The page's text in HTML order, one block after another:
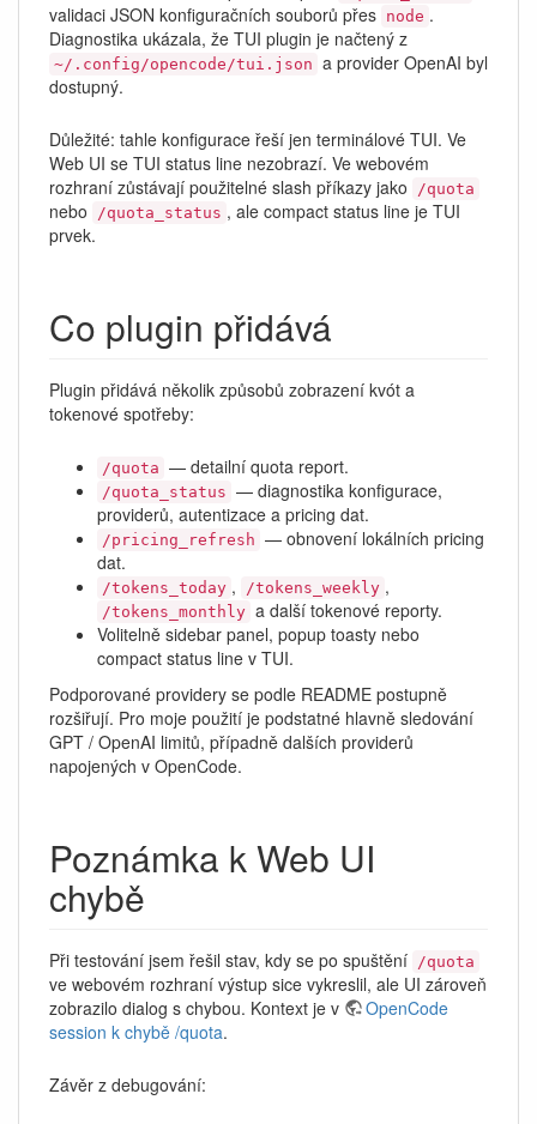
validaci JSON konfiguračních souborů přes node .
Diagnostika ukázala, že TUI plugin je načtený z
~/.config/opencode/tui.json a provider OpenAI byl
dostupný.
Důležité: tahle konfigurace řeší jen terminálové TUI. Ve
Web UI se TUI status line nezobrazí. Ve webovém
rozhraní zůstávají použitelné slash příkazy jako
/quota
nebo /quota_status , ale compact status line je TUI
prvek.
Co plugin přidává
Plugin přidává několik způsobů zobrazení kvót a
tokenové spotřeby:
/quota — detailní quota report.
/quota_status — diagnostika konfigurace,
providerů, autentizace a pricing dat.
/pricing_refresh — obnovení lokálních pricing
dat.
/tokens_today , /tokens_weekly ,
/tokens_monthly a další tokenové reporty.
Volitelně sidebar panel, popup toasty nebo
compact status line v TUI.
Podporované providery se podle README postupně
rozšiřují. Pro moje použití je podstatné hlavně sledování
GPT / OpenAI limitů, případně dalších providerů
napojených v OpenCode.
Poznámka k Web UI
chybě
Při testování jsem řešil stav, kdy se po spuštění /quota
ve webovém rozhraní výstup sice vykreslil, ale UI zároveň
zobrazilo dialog s chybou. Kontext je v
OpenCode
session k chybě /quota.
Závěr z debugování: